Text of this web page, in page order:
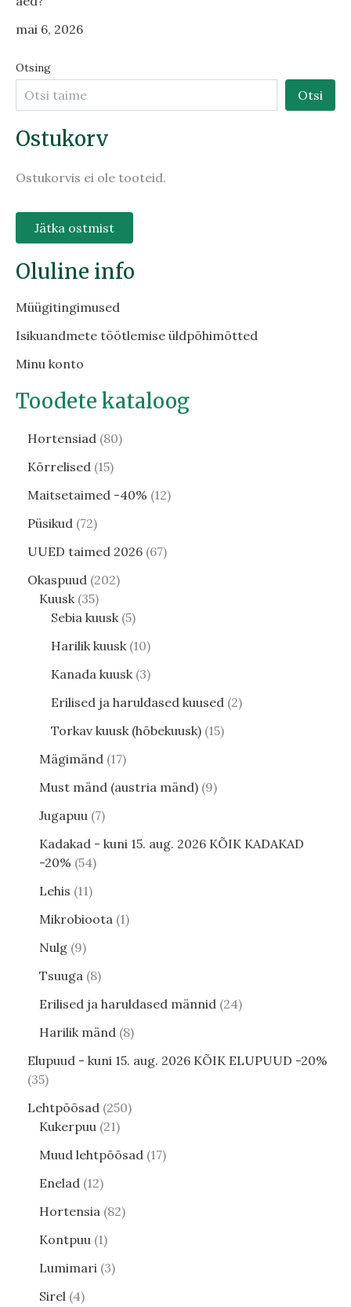
mai 6, 2026
Otsing
Otsi
Ostukorv
Ostukorvis ei ole tooteid.
Jätka ostmist
Oluline info
Müügitingimused
Isikuandmete töötlemise üldpõhimõtted
Minu konto
Toodete kataloog
Hortensiad 80
Kõrrelised 15
Maitsetaimed -40% 12
Püsikud 72
UUED taimed 2026 67
Okaspuud 202
Kuusk 35
Sebia kuusk 5
Harilik kuusk 10
Kanada kuusk 3
Erilised ja haruldased kuused 2
Torkav kuusk (hõbekuusk) 15
Mägimänd 17
Must mänd (austria mänd) 9
Jugapuu 7
Kadakad - kuni 15. aug. 2026 KÕIK KADAKAD
-20% 54
Lehis 11
Mikrobioota 1
Nulg 9
Tsuuga 8
Erilised ja haruldased männid 24
Harilik mänd 8
Elupuud - kuni 15. aug. 2026 KÕIK ELUPUUD -20%
35
Lehtpõõsad 250
Kukerpuu 21
Muud lehtpõõsad 17
Enelad 12
Hortensia 82
Kontpuu 1
Lumimari 3
Sirel 4